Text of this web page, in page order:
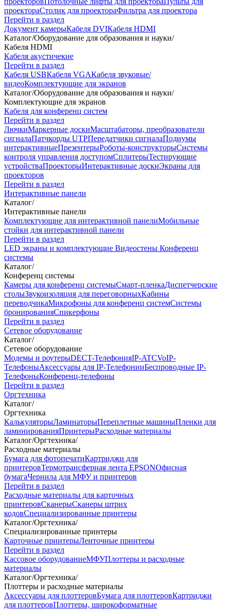
проектораСтолик для проектораФильтра для проектора
Перейти в раздел
Документ камерыКабеля DVIКабеля HDMI
Каталог/Оборудование для образования и науки/
Кабеля HDMI
Кабеля акустичекие
Перейти в раздел
Кабеля USBКабеля VGAКабеля звуковые/
видеоКомплектующие для экранов
Каталог/Оборудование для образования и науки/
Комплектующие для экранов
Кабеля для конференц систем
Перейти в раздел
ЛючкиМаркерные доскиМасштабаторы, преобразователи
сигналаПатчкорды UTPПередатчики сигналаПодиумы
интерактивныеПрезентерыРоботы-конструкторыСистемы
контроля управления доступомСплитерыТестирующие
устройстваПроекторыИнтерактивные доскиЭкраны для
проекторов
Перейти в раздел
Интерактивные панели
Каталог/
Интерактивные панели
Комплектующие для интерактивной панелиМобильные
стойки для интерактивной панели
Перейти в раздел
LED экраны и комплектующие Видеостены Конференц
системы
Каталог/
Конференц системы
Камеры для конференц системыCмарт-пленкаДиспетчерские
столыЗвукоизоляция для переговорныхКабины
переводчикаМикрофоны для конференц системСистемы
бронированияСпикерфоны
Перейти в раздел
Сетевое оборудование
Каталог/
Сетевое оборудование
Модемы и роутерыDECT-ТелефонияIP-ATCVoIP-
ТелефоныАксессуары для IP-ТелефонииБеспроводные IP-
ТелефоныКонференц-телефоны
Перейти в раздел
Оргтехника
Каталог/
Оргтехника
КалькуляторыЛаминаторыПереплетные машиныПленки для
ламинированияПринтерыРасходные материалы
Каталог/Оргтехника/
Расходные материалы
Бумага для фотопечатиКартриджи для
принтеровТермотрансферная лента EPSONОфисная
бумагаЧернила для МФУ и принтеров
Перейти в раздел
Расходные материалы для карточных
принтеровСканерыСканеры штрих
кодовСпециализированные принтеры
Каталог/Оргтехника/
Специализированные принтеры
Карточные принтерыЛенточные принтеры
Перейти в раздел
Кассовое оборудованиеМФУПлоттеры и расходные
материалы
Каталог/Оргтехника/
Плоттеры и расходные материалы
Аксессуары для плоттеровБумага для плоттеровКартриджи
для плоттеровПлоттеры, широкоформатные